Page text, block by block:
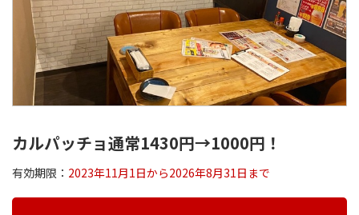
カルパッチョ通常1430円→1000円！
有効期限： 2023年11月1日から2026年8月31日まで